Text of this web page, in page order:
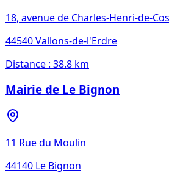
18, avenue de Charles-Henri-de-
44540Vallons-de-l'Erdre
Distance : 38.8 km
Mairie de Le Bignon
11 Rue du Moulin
44140 Le Bignon